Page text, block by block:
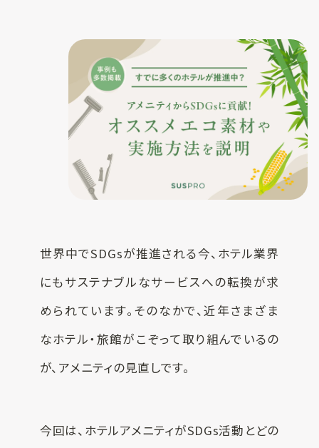
SUSPRO
selection
名入れ可エコグ
アメニティ製品
一覧
SUS supply
備品・グッズ製
ニティ制作
お役立ち情報
コラム
SUSPROとは
ECサイト
カタログ
サイトマップ
世界中でSDGsが推進される今、ホテル業界
にもサステナブルなサービスへの転換が求
められています。そのなかで、近年さまざま
なホテル・旅館がこぞって取り組んでいるの
が、アメニティの見直しです。
今回は、ホテルアメニティがSDGs活動とどの